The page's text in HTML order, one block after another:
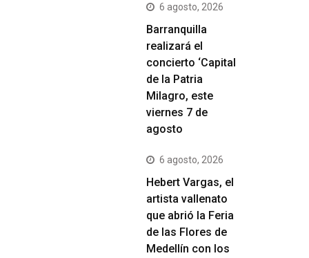
6 agosto, 2026
Barranquilla
realizará el
concierto ‘Capital
de la Patria
Milagro, este
viernes 7 de
agosto
6 agosto, 2026
Hebert Vargas, el
artista vallenato
que abrió la Feria
de las Flores de
Medellín con los